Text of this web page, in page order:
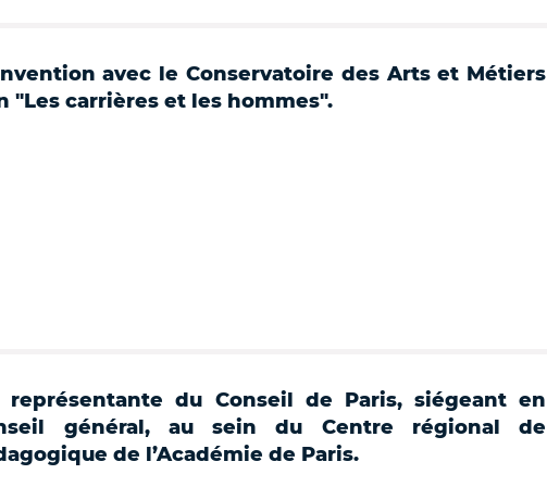
avec le Conservatoire des Arts et Métiers
"Les carrières et les hommes".
représentante du Conseil de Paris, siégeant en
général, au sein du Centre régional de
de l’Académie de Paris.